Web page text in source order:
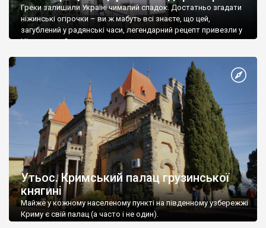
Греки залишили Україні чималий спадок. Достатньо згадати
ніжинські огірочки – ви ж мабуть всі знаєте, що цей,
загублений у радянські часи, легендарний рецепт привезли у
Ніжин греки?
Утьос. Кримський палац грузинської
княгині
Майже у кожному населеному пункті на південному узбережжі
Криму є свій палац (а часто і не один).